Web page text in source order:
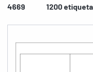
4669
1200